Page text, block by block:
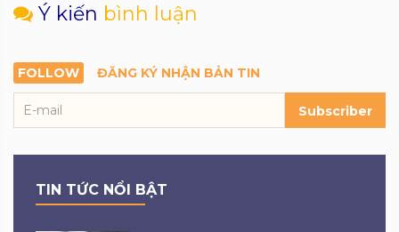
Ý kiến bình luận
FOLLOW ĐĂNG KÝ NHẬN BẢN TIN
Subscriber
TIN TỨC NỔI BẬT